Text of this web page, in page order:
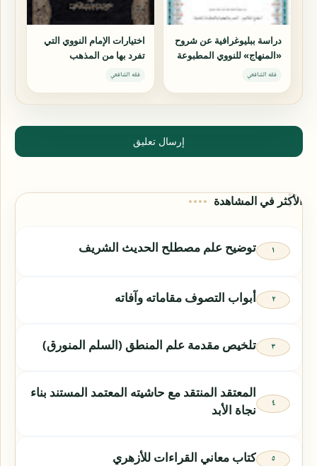
دراسة ببليوغرافية عن شروح
«المنهاج» للنووي المطبوعة
والمخطوطة والمفقودة
فقه الشافعي
اختيارات الإمام النووي التي
تفرد بها من المذهب
الشافعي دراسة مقارنة
فقه الشافعي
إرسال تعليق
الأكثر في المشاهدة
توضيح علم مصطلح الحديث الشريف
أبواب التصوف مقاماته وآفاته
تلخيص مقدمة علم المنطق (السلم المنورق)
المعتقد المنتقد مع حاشيته المعتمد المستند بناء
نجاة الأبد
كتاب معاني القراءات للأزهري